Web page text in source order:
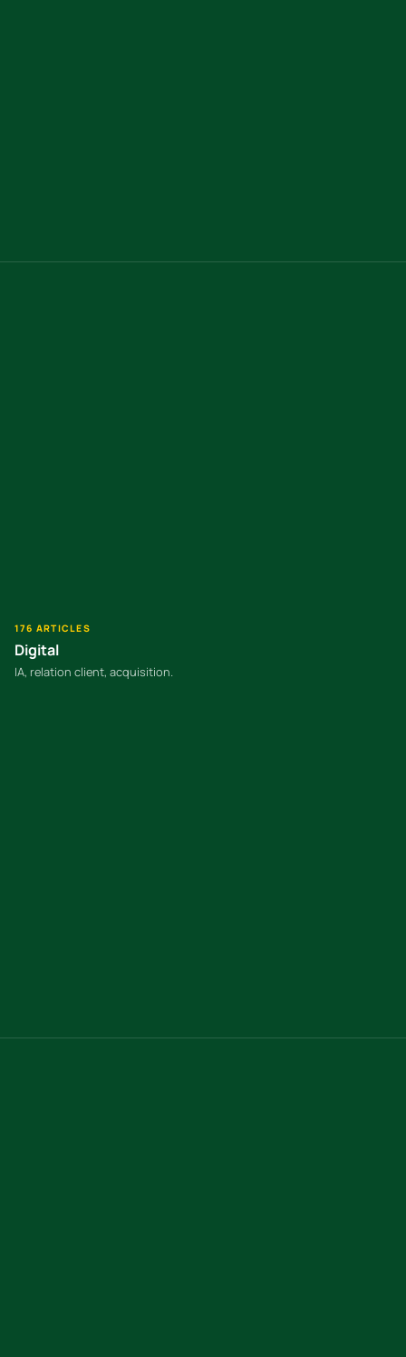
176 ARTICLES
Digital
IA, relation client, acquisition.